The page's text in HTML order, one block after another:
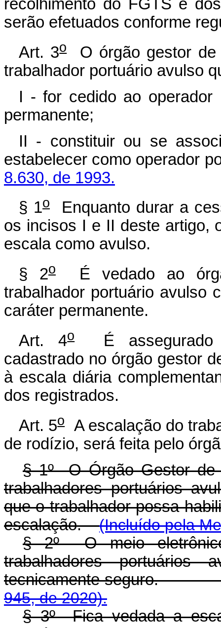
recolhimento do FGTS e
serão efetuados conforme
Art. 3oO órgão gestor de
trabalhador portuário avulso
I - for cedido ao operador
permanente;
II - constituir ou se
estabelecer como operador
8.630, de 1993.
§ 1o
Enquanto durar a
os incisos I e II deste artigo,
escala como avulso.
§ 2o
É vedado ao
trabalhador portuário avulso
caráter permanente.
Art. 4oÉ assegurado
cadastrado no órgão gestor
à escala diária
dos registrados.
Art. 5oA escalação do
de rodízio, será feita pelo
§ 1º O Órgão Gestor de
trabalhadores portuários
que o trabalhador possa
escalação.(Incluído pela
§ 2º O meio
trabalhadores portuários
tecnicamente
945, de 2020).
§ 3º Fica vedada a